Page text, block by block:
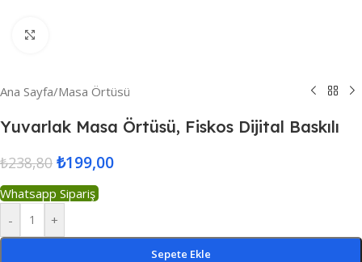
Ana Sayfa/Masa Örtüsü
Yuvarlak Masa Örtüsü, Fiskos Dijital Baskılı
₺238,80 ₺199,00
Whatsapp Sipariş
-
+
Sepete Ekle